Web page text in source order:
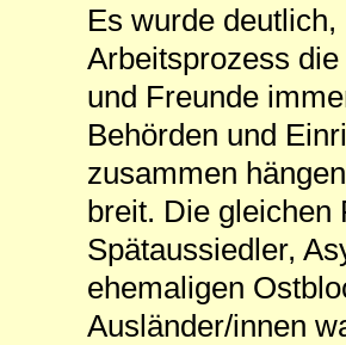
Es wurde
Arbeitsprozess
und Freunde
Behörden und
zusammen
breit. Die gleichen
Spätaussiedler,
ehemaligen
Ausländer/innen